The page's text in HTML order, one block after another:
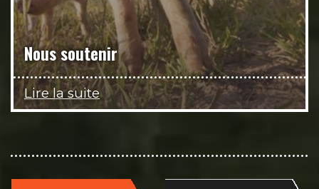
Nous soutenir
Lire la suite